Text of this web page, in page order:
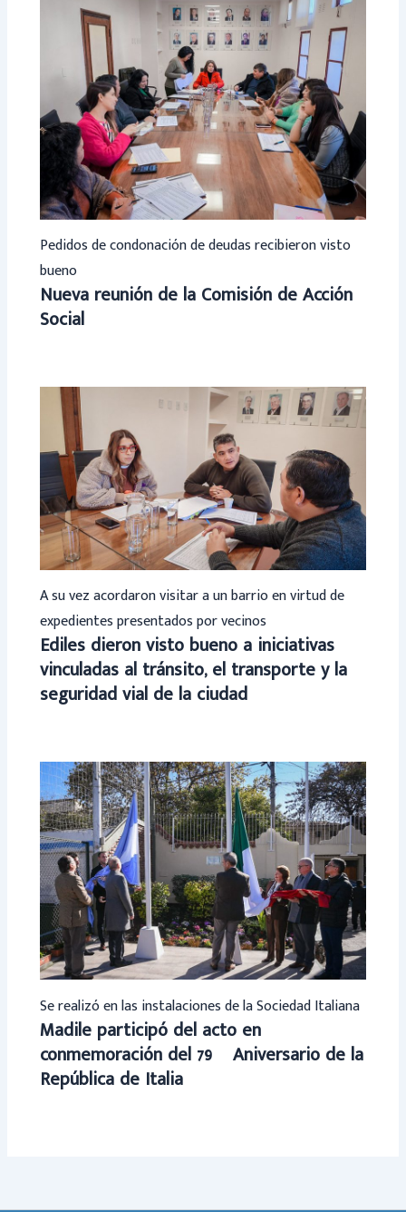
Pedidos de condonación de deudas recibieron visto
bueno
Nueva reunión de la Comisión de Acción
Social
A su vez acordaron visitar a un barrio en virtud de
expedientes presentados por vecinos
Ediles dieron visto bueno a iniciativas
vinculadas al tránsito, el transporte y la
seguridad vial de la ciudad
Se realizó en las instalaciones de la Sociedad Italiana
Madile participó del acto en
conmemoración del 79º Aniversario de la
República de Italia